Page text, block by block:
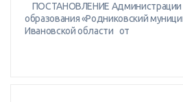
ПОСТАНОВЛЕНИЕ Администрации
образования «Родниковский
Ивановской области от